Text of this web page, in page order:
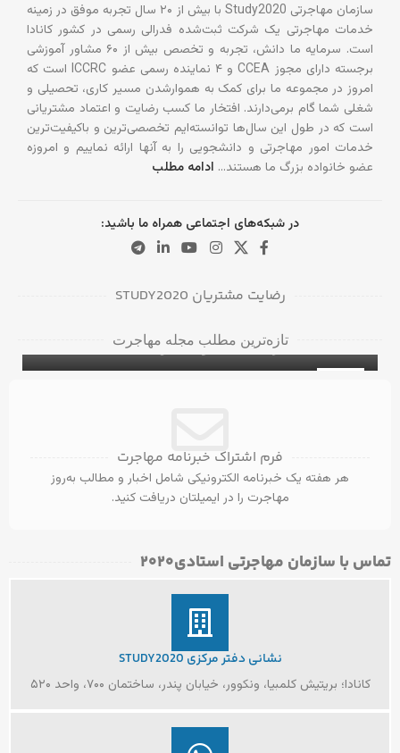
سازمان مهاجرتی Study2020 با بیش از ۲۰ سال تجربه موفق در زمینه
خدمات مهاجرتی یک شرکت ثبت‌شده فدرالی رسمی در کشور کانادا
است. سرمایه ما دانش، تجربه و تخصص بیش از ۶۰ مشاور آموزشی
برجسته دارای مجوز CCEA و ۴ نماینده رسمی عضو ICCRC است که
امروز در مجموعه ما برای کمک به هموارشدن مسیر کاری، تحصیلی و
شغلی شما گام برمی‌دارند. افتخار ما کسب رضایت و اعتماد مشتریانی
است که در طول این سال‌ها توانسته‌ایم تخصصی‌ترین و باکیفیت‌ترین
خدمات امور مهاجرتی و دانشجویی را به آنها ارائه نماییم و امروزه
عضو خانواده بزرگ ما هستند… ادامه مطلب
در شبکه‌های اجتماعی همراه ما باشید:
رضایت مشتریان STUDY2020
تازه‌ترین مطلب مجله مهاجرت
برای دانشجویان بین‌المللی
فرم اشتراک خبرنامه مهاجرت
هر هفته یک خبرنامه الکترونیکی شامل اخبار و مطالب به‌روز
مهاجرت را در ایمیلتان دریافت کنید.
تماس با سازمان مهاجرتی استادی۲۰۲۰​
نشانی دفتر مرکزی STUDY2020
کانادا؛ بریتیش کلمبیا، ونکوور، خیابان پندر، ساختمان ۷۰۰، واحد ۵۲۰